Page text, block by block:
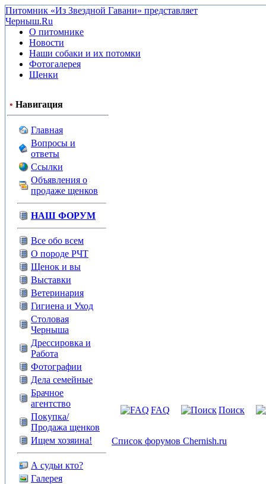
Питомник «Из Звездной Гавани» представляет
Черныш.Ru
О питомнике
Новости
Наши собаки и их потомки
Фотогалерея
Щенки
• Навигация
Главная
Вопросы и
ответы
Ссылки
Объявления о
продаже щенков
НАШ ФОРУМ
Все обо всем
О породе РЧТ
Щенок и вы
Выставки
Ветеринария
Гигиена и Уход
Столовая
Черныша
Дрессировка и
Работа
Фотографии
Дела семейные
Брачное
агентство
Покупка/
Продажа щенков
Ищем хозяина!
А судьи кто?
Галерея
FAQ Поиск
Список форумов Chernish.ru